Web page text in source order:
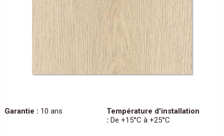
Garantie : 10 ans
Température d'installation
: De +15°C à +25°C